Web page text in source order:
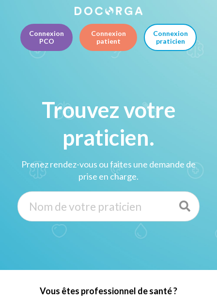
Connexion
PCO
Connexion
patient
Connexion
praticien
Trouvez votre
praticien.
Prenez rendez-vous ou faites une demande de
prise en charge.
Vous êtes professionnel de santé ?